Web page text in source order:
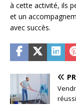
à cette activité, ils
et un
avec succès.